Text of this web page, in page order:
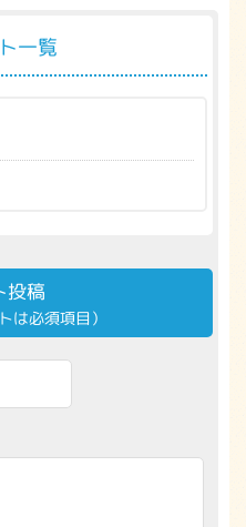
一覧
投稿
は必須項目）